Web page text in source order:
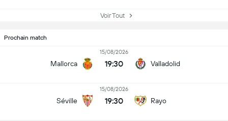
Voir Tout
Prochain match
Mallorca
15/08/2026
19:30 Valladolid
Séville
15/08/2026
19:30 Rayo